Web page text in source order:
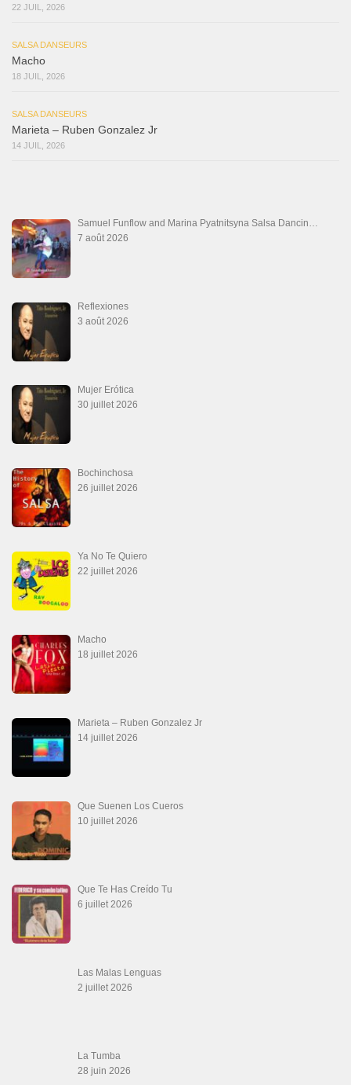
22 JUIL, 2026
SALSA DANSEURS
Macho
18 JUIL, 2026
SALSA DANSEURS
Marieta – Ruben Gonzalez Jr
14 JUIL, 2026
Samuel Funflow and Marina Pyatnitsyna Salsa Dancin…
7 août 2026
Reflexiones
3 août 2026
Mujer Erótica
30 juillet 2026
Bochinchosa
26 juillet 2026
Ya No Te Quiero
22 juillet 2026
Macho
18 juillet 2026
Marieta – Ruben Gonzalez Jr
14 juillet 2026
Que Suenen Los Cueros
10 juillet 2026
Que Te Has Creído Tu
6 juillet 2026
Las Malas Lenguas
2 juillet 2026
La Tumba
28 juin 2026